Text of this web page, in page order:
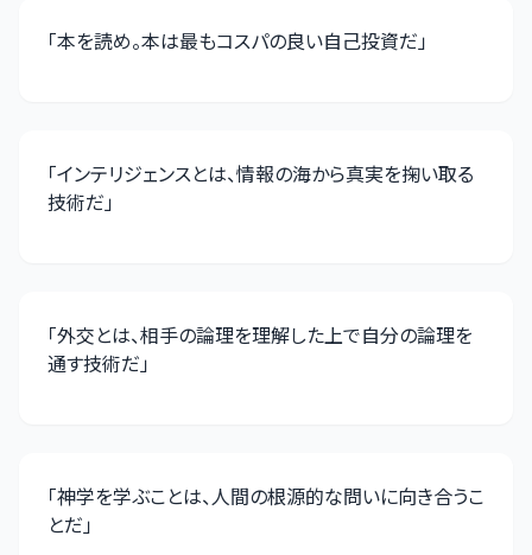
「本を読め。本は最もコスパの良い自己投資だ」
「インテリジェンスとは、情報の海から真実を掬い取る
技術だ」
「外交とは、相手の論理を理解した上で自分の論理を
通す技術だ」
「神学を学ぶことは、人間の根源的な問いに向き合うこ
とだ」